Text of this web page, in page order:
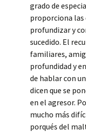
grado de
proporciona las
profundizar y
sucedido. El
familiares,
profundidad y
de hablar con
dicen que se
en el agresor.
mucho más
porqués del